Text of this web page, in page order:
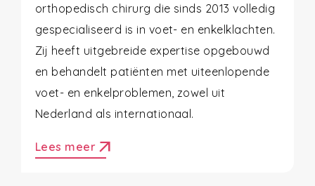
orthopedisch chirurg die sinds 2013 volledig
gespecialiseerd is in voet- en enkelklachten.
Zij heeft uitgebreide expertise opgebouwd
en behandelt patiënten met uiteenlopende
voet- en enkelproblemen, zowel uit
Nederland als internationaal.
Lees meer arrow_outward